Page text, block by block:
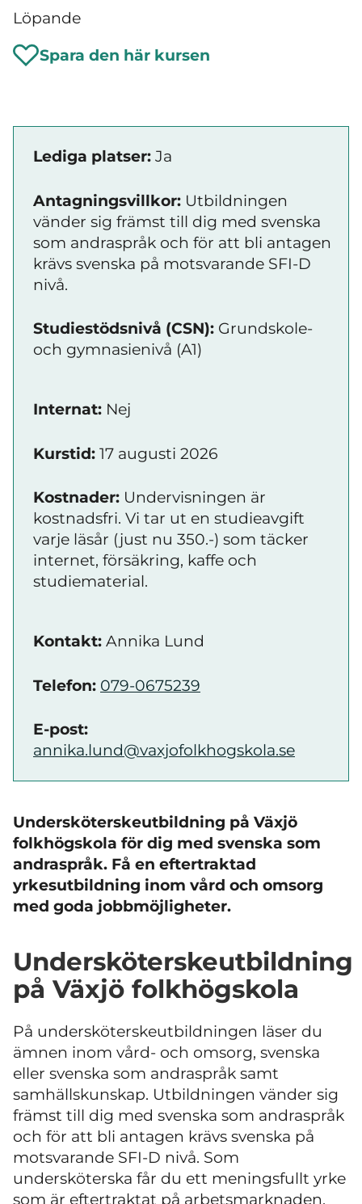
Löpande
Spara den här kursen
Lediga platser: Ja
Antagningsvillkor: Utbildningen
vänder sig främst till dig med svenska
som andraspråk och för att bli antagen
krävs svenska på motsvarande SFI-D
nivå.
Studiestödsnivå (CSN): Grundskole-
och gymnasienivå (A1)
Internat: Nej
Kurstid: 17 augusti 2026
Kostnader: Undervisningen är
kostnadsfri. Vi tar ut en studieavgift
varje läsår (just nu 350.-) som täcker
internet, försäkring, kaffe och
studiematerial.
Kontakt: Annika Lund
Telefon: 079-0675239
E-post:
annika.lund@vaxjofolkhogskola.se
Undersköterskeutbildning på Växjö
folkhögskola för dig med svenska som
andraspråk. Få en eftertraktad
yrkesutbildning inom vård och omsorg
med goda jobbmöjligheter.
Undersköterskeutbildning
på Växjö folkhögskola
På undersköterskeutbildningen läser du
ämnen inom vård- och omsorg, svenska
eller svenska som andraspråk samt
samhällskunskap. Utbildningen vänder sig
främst till dig med svenska som andraspråk
och för att bli antagen krävs svenska på
motsvarande SFI-D nivå. Som
undersköterska får du ett meningsfullt yrke
som är eftertraktat på arbetsmarknaden.